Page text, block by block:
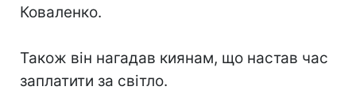
Коваленко.
Також він нагадав киянам, що настав час
заплатити за світло.